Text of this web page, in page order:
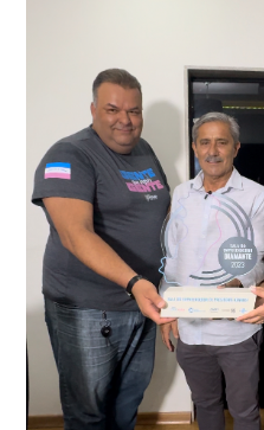
conta do sistema de
recentemente em todo
Kennedy, o sistema é
do país, sendo possível a
meio do cruzamento de
específico, com dados de
de Janeiro.
“Mais de 100 câmeras
interior de Presidente
segurança à população,
produtores
parabéns a todos os
segurança da nossa
Fontão.